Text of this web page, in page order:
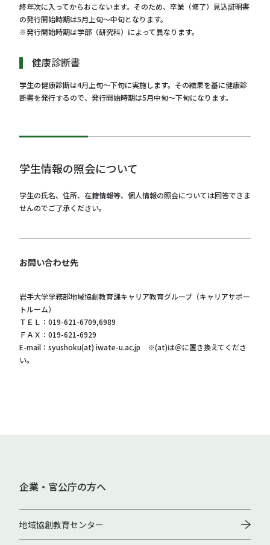
終年次に入ってからおこないます。そのため、卒業（修了）見込証明書
の発行開始時期は5月上旬～中旬となります。
※発行開始時期は学部（研究科）によって異なります。
健康診断書
学生の健康診断は4月上旬～下旬に実施します。その結果を基に健康診
断書を発行するので、発行開始時期は5月中旬～下旬になります。
学生情報の照会について
学生の氏名、住所、在籍情報等、個人情報の照会については回答できま
せんのでご了承ください。
お問い合わせ先
岩手大学学務部地域協創教育課キャリア教育グループ（キャリアサポー
トルーム）
ＴＥＬ：019-621-6709,6989
ＦＡＸ：019-621-6929
E-mail：syushoku(at) iwate-u.ac.jp ※(at)は＠に置き換えてくださ
い。
企業・官公庁の方へ
地域協創教育センター